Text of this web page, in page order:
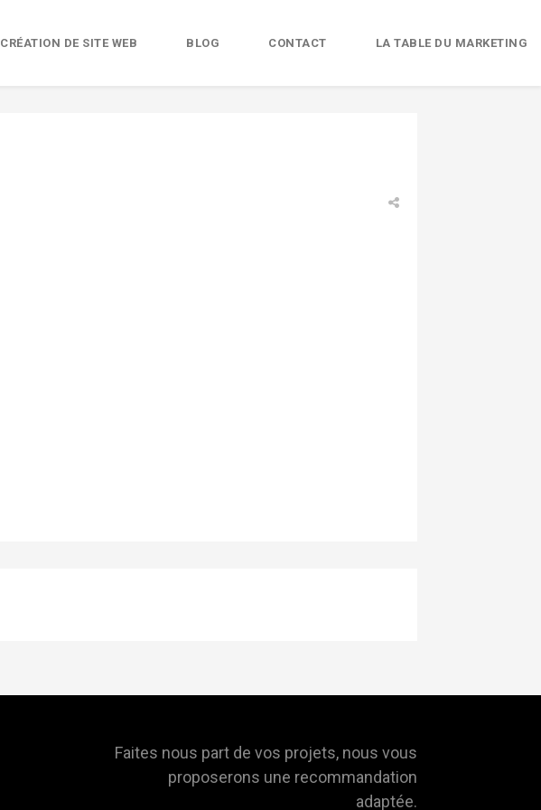
CRÉATION DE SITE WEB BLOG CONTACT LA TABLE DU MARKETING
Faites nous part de vos projets, nous vous
proposerons une recommandation
adaptée.